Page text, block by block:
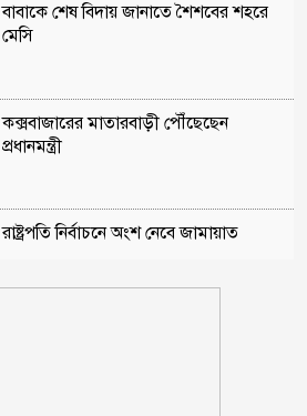
বাবাকে শেষ বিদায় জানাতে শৈশবের শহরে
মেসি
কক্সবাজারের মাতারবাড়ী পৌঁছেছেন
প্রধানমন্ত্রী
রাষ্ট্রপতি নির্বাচনে অংশ নেবে জামায়াত